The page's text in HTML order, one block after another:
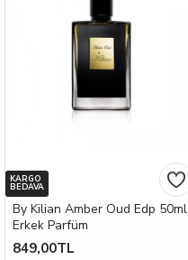
KARGO
BEDAVA
By Kilian Amber Oud Edp 50ml
Erkek Parfüm
849,00TL